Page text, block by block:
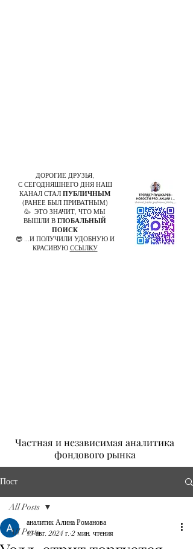
ДОРОГИЕ ДРУЗЬЯ,
С СЕГОДНЯШНЕГО ДНЯ НАШ
КАНАЛ СТАЛ ПУБЛИЧНЫМ
(РАНЕЕ БЫЛ ПРИВАТНЫМ)
🥳 ЭТО ЗНАЧИТ, ЧТО МЫ
ВЫШЛИ В ГЛОБАЛЬНЫЙ
ПОИСК
😎 ...И ПОЛУЧИЛИ УДОБНУЮ И
КРАСИВУЮ ССЫЛКУ
Частная и независимая аналитика
фондового рынка
Пост
All Posts
All Posts
аналитик Алина Романова
13 авг. 2024 г. 2 мин. чтения